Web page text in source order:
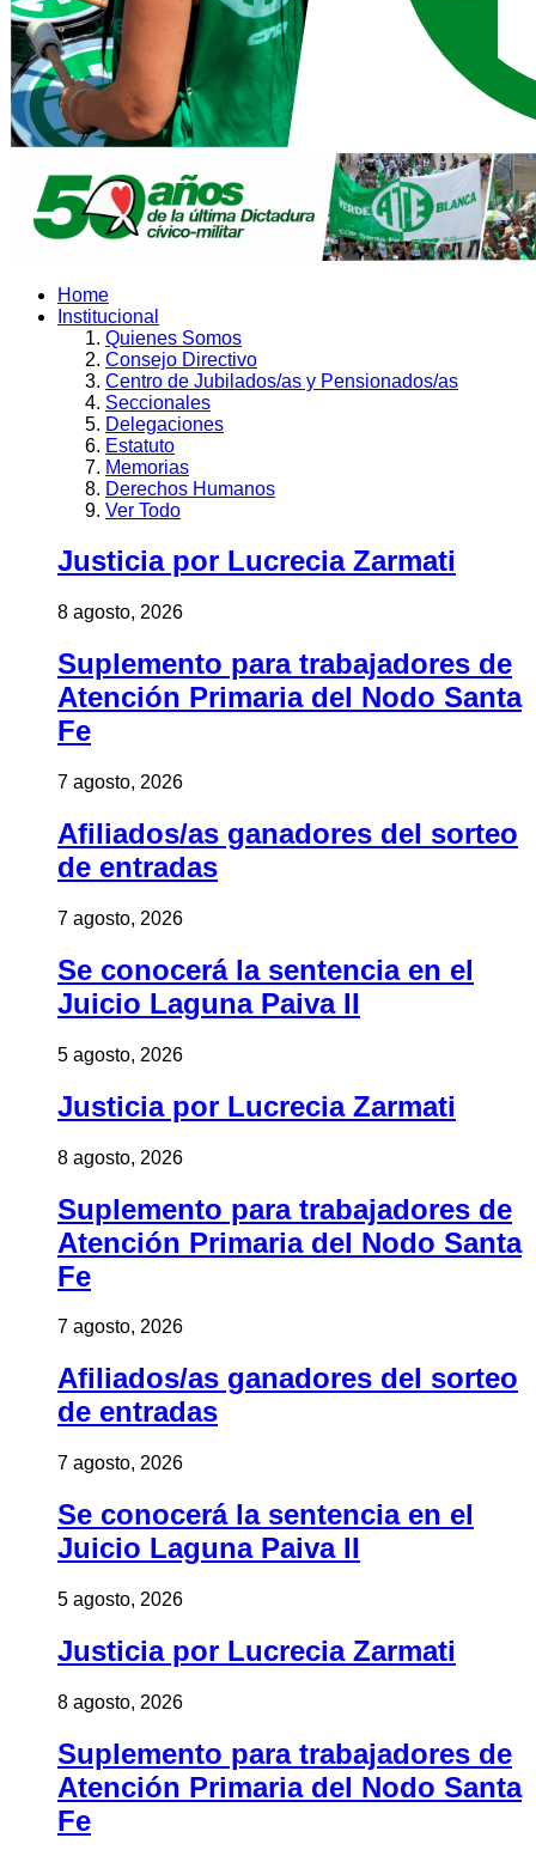
Home
Institucional
Quienes Somos
Consejo Directivo
Centro de Jubilados/as y Pensionados/as
Seccionales
Delegaciones
Estatuto
Memorias
Derechos Humanos
Ver Todo
Justicia por Lucrecia Zarmati
8 agosto, 2026
Suplemento para trabajadores de
Atención Primaria del Nodo Santa
Fe
7 agosto, 2026
Afiliados/as ganadores del sorteo
de entradas
7 agosto, 2026
Se conocerá la sentencia en el
Juicio Laguna Paiva II
5 agosto, 2026
Justicia por Lucrecia Zarmati
8 agosto, 2026
Suplemento para trabajadores de
Atención Primaria del Nodo Santa
Fe
7 agosto, 2026
Afiliados/as ganadores del sorteo
de entradas
7 agosto, 2026
Se conocerá la sentencia en el
Juicio Laguna Paiva II
5 agosto, 2026
Justicia por Lucrecia Zarmati
8 agosto, 2026
Suplemento para trabajadores de
Atención Primaria del Nodo Santa
Fe